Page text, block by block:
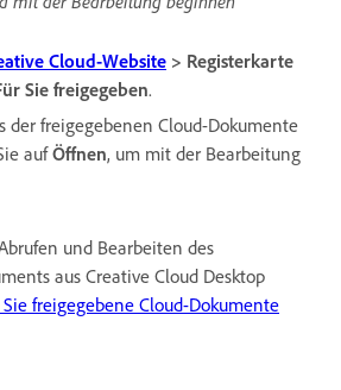
Cloud-Website > Registerkarte
Sie freigegeben.
der freigegebenen Cloud-Dokumente
aufÖffnen, um mit der Bearbeitung
und Bearbeiten des
aus Creative Cloud Desktop
Sie freigegebene Cloud-Dokumente